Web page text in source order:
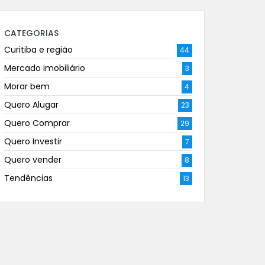
CATEGORIAS
Curitiba e região
44
Mercado imobiliário 3
Morar bem 4
Quero Alugar 23
Quero Comprar 29
Quero Investir 7
Quero vender 8
Tendências 13